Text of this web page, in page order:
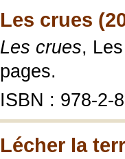
Les crues
Les crues,
pages.
ISBN : 978-2-
Lécher la